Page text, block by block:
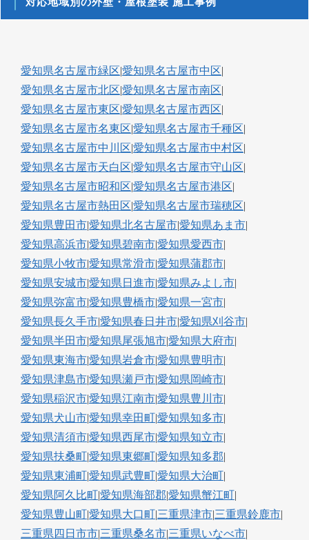
愛知県名古屋市緑区|愛知県名古屋市中区|
愛知県名古屋市北区|愛知県名古屋市南区|
愛知県名古屋市東区|愛知県名古屋市西区|
愛知県名古屋市名東区|愛知県名古屋市千種区|
愛知県名古屋市中川区|愛知県名古屋市中村区|
愛知県名古屋市天白区|愛知県名古屋市守山区|
愛知県名古屋市昭和区|愛知県名古屋市港区|
愛知県名古屋市熱田区|愛知県名古屋市瑞穂区|
愛知県豊田市|愛知県北名古屋市|愛知県あま市|
愛知県高浜市|愛知県碧南市|愛知県愛西市|
愛知県小牧市|愛知県常滑市|愛知県蒲郡市|
愛知県安城市|愛知県日進市|愛知県みよし市|
愛知県弥富市|愛知県豊橋市|愛知県一宮市|
愛知県長久手市|愛知県春日井市|愛知県刈谷市|
愛知県半田市|愛知県尾張旭市|愛知県大府市|
愛知県東海市|愛知県岩倉市|愛知県豊明市|
愛知県津島市|愛知県瀬戸市|愛知県岡崎市|
愛知県稲沢市|愛知県江南市|愛知県豊川市|
愛知県犬山市|愛知県幸田町|愛知県知多市|
愛知県清須市|愛知県西尾市|愛知県知立市|
愛知県扶桑町|愛知県東郷町|愛知県知多郡|
愛知県東浦町|愛知県武豊町|愛知県大治町|
愛知県阿久比町|愛知県海部郡|愛知県蟹江町|
愛知県豊山町|愛知県大口町|三重県津市|三重県鈴鹿市|
三重県四日市市|三重県桑名市|三重県いなべ市|